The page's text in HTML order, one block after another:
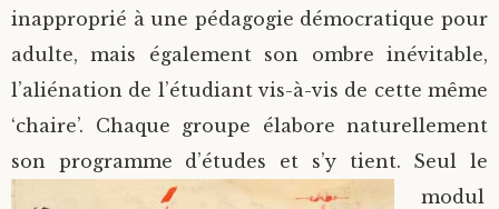
inapproprié à une pédagogie démocratique pour
adulte, mais également son ombre inévitable,
l’aliénation de l’étudiant vis-à-vis de cette même
‘chaire’. Chaque groupe élabore naturellement
son programme d’études et s’y tient. Seul le
modul